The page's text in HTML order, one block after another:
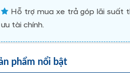
Hỗ trợ mua xe trả góp lãi suất
ưu tài chính.
phẩm nổi bật